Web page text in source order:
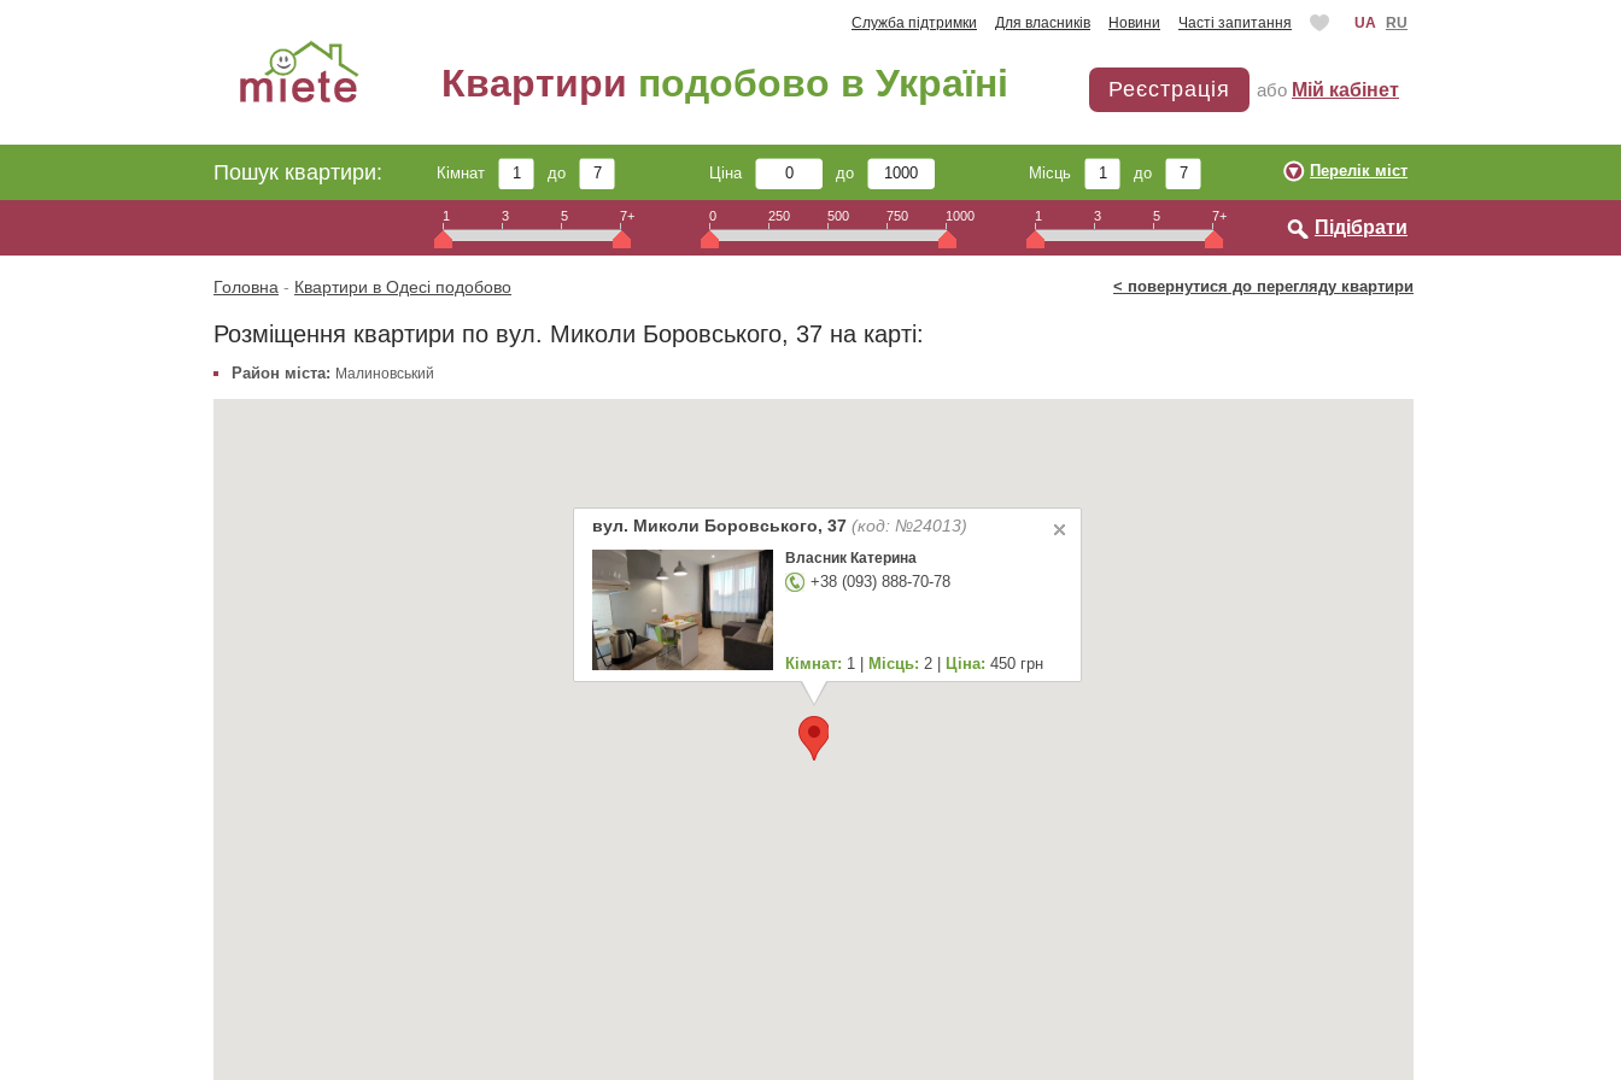
Служба підтримки Для власників Новини Часті запитання UA RU
Квартири подобово в Україні Реєстрація або Мій кабінет
Пошук квартири: Кімнат до Ціна до Місць до Перелік міст
1 3 5 7+ 0 250 500 750 1000 1 3 5 7+
Підібрати
< повернутися до перегляду квартири
Головна - Квартири в Одесі подобово
Розміщення квартири по вул. Миколи Боровського, 37 на карті:
Район міста: Малиновський
вул. Миколи Боровського, 37 (код: №24013)
Власник Катерина
+38 (093) 888-70-78
Кімнат: 1 | Місць: 2 | Ціна: 450 грн